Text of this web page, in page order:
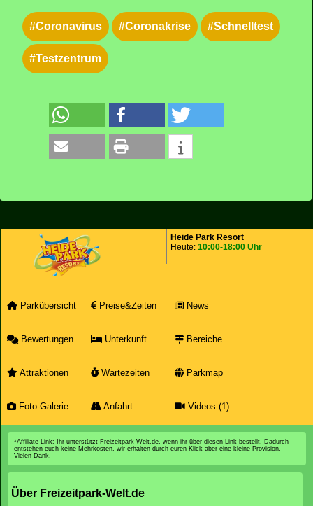
#Coronavirus #Coronakrise #Schnelltest
#Testzentrum
Heide Park Resort
Heute: 10:00-18:00 Uhr
Parkübersicht Preise&Zeiten News
Bewertungen Unterkunft Bereiche
Attraktionen Wartezeiten Parkmap
Foto-Galerie Anfahrt Videos (1)
*Affiliate Link: Ihr unterstützt Freizeitpark-Welt.de, wenn ihr über diesen Link bestellt. Dadurch
entstehen euch keine Mehrkosten, wir erhalten durch euren Klick aber eine kleine Provision.
Vielen Dank.
Über Freizeitpark-Welt.de